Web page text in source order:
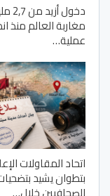
مغاربة العالم منذ
عملية…
اتحاد المقاولات
بتطوان يشيد